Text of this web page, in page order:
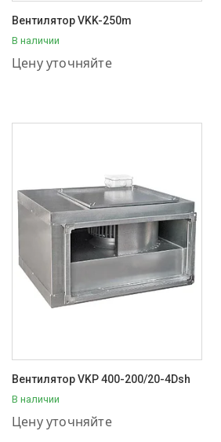
Вентилятор VKK-250m
В наличии
Цену уточняйте
+7 (707) 111-57-56
Вентилятор VKP 400-200/20-4Dsh
В наличии
Цену уточняйте
+7 (707) 111-57-56